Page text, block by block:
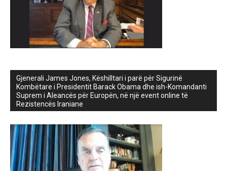
Gjenerali James Jones, Këshilltari i parë për Sigurinë
Kombëtare i Presidentit Barack Obama dhe ish-Komandanti
Suprem i Aleancës për Europën, në një event online të
Rezistencës Iraniane